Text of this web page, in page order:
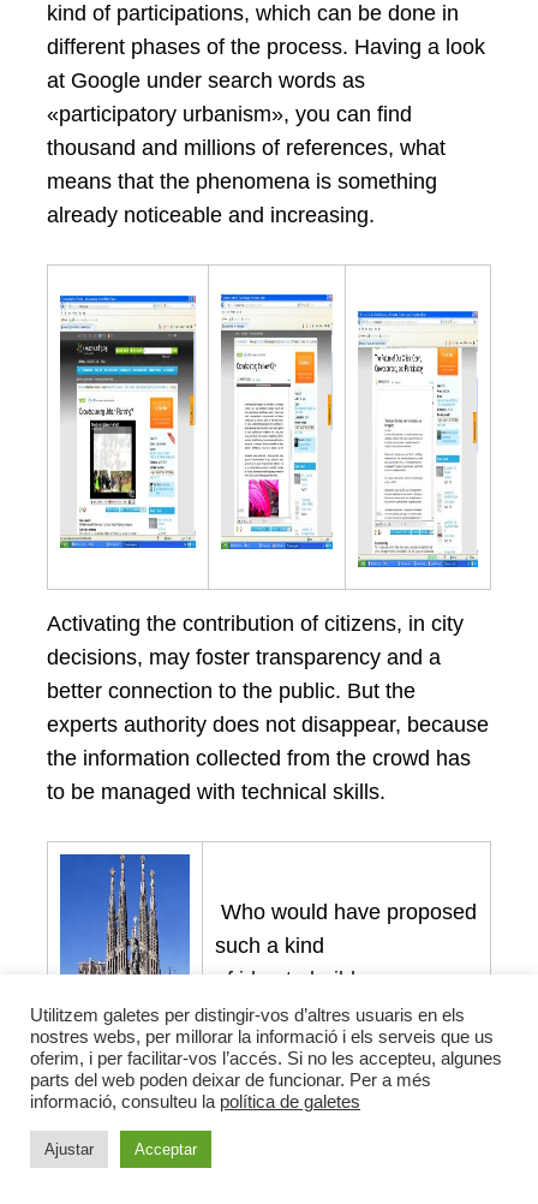
kind of participations, which can be done in
different phases of the process. Having a look
at Google under search words as
«participatory urbanism», you can find
thousand and millions of references, what
means that the phenomena is something
already noticeable and increasing.
Activating the contribution of citizens, in city
decisions, may foster transparency and a
better connection to the public. But the
experts authority does not disappear, because
the information collected from the crowd has
to be managed with technical skills.
Who would have proposed
such a kind
of idea to build a new
Cathedral?
Essentially planning crowdsourcing can be
seen as a process where citizens have a
Utilitzem galetes per distingir-vos d’altres usuaris en els
nostres webs, per millorar la informació i els serveis que us
oferim, i per facilitar-vos l’accés. Si no les accepteu, algunes
parts del web poden deixar de funcionar. Per a més
informació, consulteu la política de galetes
Ajustar Acceptar